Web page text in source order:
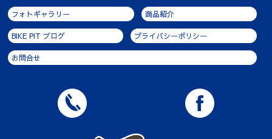
フォトギャラリー 商品紹介
BIKE PIT ブログ プライバシーポリシー
お問合せ